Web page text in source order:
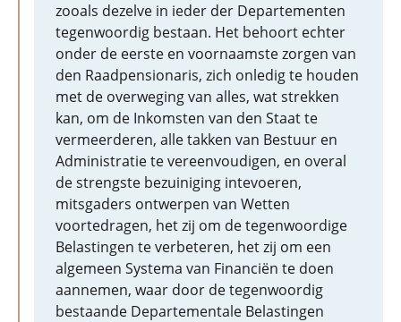
zooals dezelve in ieder der Departementen
tegenwoordig bestaan. Het behoort echter
onder de eerste en voornaamste zorgen van
den Raadpensionaris, zich onledig te houden
met de overweging van alles, wat strekken
kan, om de Inkomsten van den Staat te
vermeerderen, alle takken van Bestuur en
Administratie te vereenvoudigen, en overal
de strengste bezuiniging intevoeren,
mitsgaders ontwerpen van Wetten
voortedragen, het zij om de tegenwoordige
Belastingen te verbeteren, het zij om een
algemeen Systema van Financiën te doen
aannemen, waar door de tegenwoordig
bestaande Departementale Belastingen